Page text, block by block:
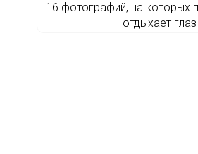
16 фотографий, на которых
отдыхает глаз